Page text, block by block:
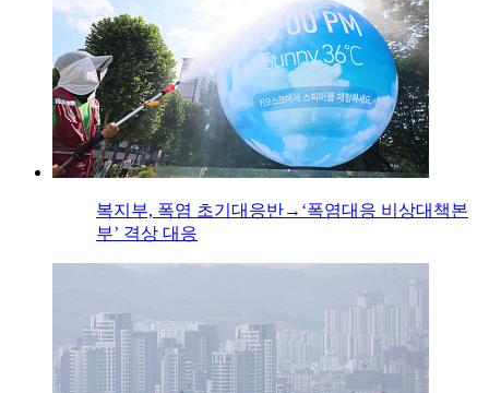
복지부, 폭염 초기대응반→‘폭염대응 비상대책본
부’ 격상 대응